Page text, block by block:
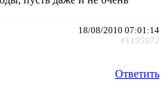
18/08/2010 07:01:14
#1195972
Ответить